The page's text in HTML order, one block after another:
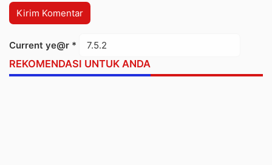
Current ye@r *
REKOMENDASI UNTUK ANDA